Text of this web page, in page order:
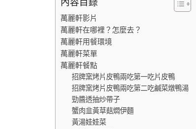
內容目錄
萬麗軒影片
萬麗軒在哪裡？怎麼去？
萬麗軒用餐環境
萬麗軒菜單
萬麗軒餐點
招牌窯烤片皮鴨兩吃第一吃片皮鴨
招牌窯烤片皮鴨兩吃第二吃鹹菜燉鴨湯
勁醬透抽炒帶子
蟹肉韭黃草菇燜伊麵
黃湯娃娃菜